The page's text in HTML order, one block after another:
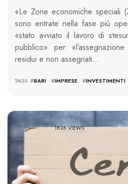
«Le Zone economiche speciali
sono entrate nella fase più
«stato avviato il lavoro di
pubblico» per
residui e non assegnati…
TAGS: #BARI #IMPRESE #INVESTIMENTI
1826 VIEWS